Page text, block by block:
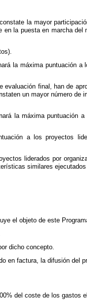
la mayor
la puesta en marcha
la máxima puntuación a
final, han de
un mayor número de
la máxima puntuación
a los proyectos
liderados por
similares
el objeto de este
dicho concepto.
en factura, la difusión del
del coste de los gastos